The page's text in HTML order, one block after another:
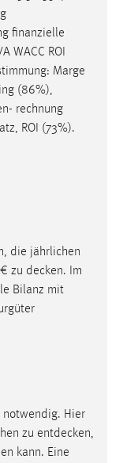
finanzielle
WACC ROI
Marge
(86%),
rechnung
ROI (73%).
die jährlichen
zu decken. Im
Bilanz mit
notwendig. Hier
zu entdecken,
kann. Eine